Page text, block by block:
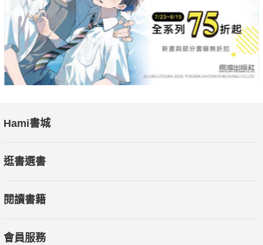
Hami書城
逛書選書
閱讀書籍
會員服務